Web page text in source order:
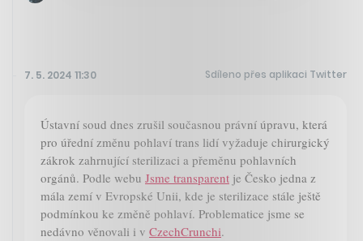
7. 5. 2024 11:30 Sdíleno přes aplikaci Twitter
Ústavní soud dnes zrušil současnou právní úpravu, která
pro úřední změnu pohlaví trans lidí vyžaduje chirurgický
zákrok zahrnující sterilizaci a přeměnu pohlavních
orgánů. Podle webu Jsme transparent je Česko jedna z
mála zemí v Evropské Unii, kde je sterilizace stále ještě
podmínkou ke změně pohlaví. Problematice jsme se
nedávno věnovali i v CzechCrunchi.